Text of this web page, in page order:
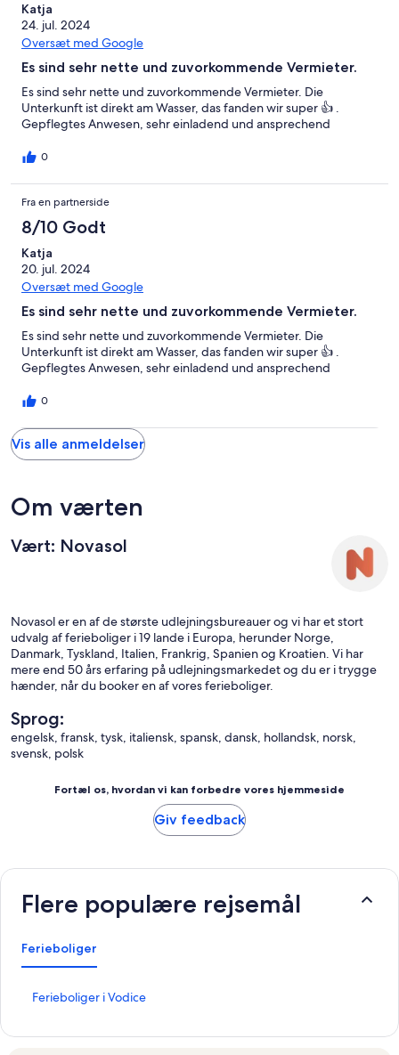
Katja
24. jul. 2024
Oversæt med Google
Es sind sehr nette und zuvorkommende Vermieter.
Es sind sehr nette und zuvorkommende Vermieter. Die
Unterkunft ist direkt am Wasser, das fanden wir super 👍 .
Gepflegtes Anwesen, sehr einladend und ansprechend
0
Fra en partnerside
8/10 Godt
Katja
20. jul. 2024
Oversæt med Google
Es sind sehr nette und zuvorkommende Vermieter.
Es sind sehr nette und zuvorkommende Vermieter. Die
Unterkunft ist direkt am Wasser, das fanden wir super 👍 .
Gepflegtes Anwesen, sehr einladend und ansprechend
0
Vis alle anmeldelser
Om værten
Vært: Novasol
Novasol er en af de største udlejningsbureauer og vi har et stort
udvalg af ferieboliger i 19 lande i Europa, herunder Norge,
Danmark, Tyskland, Italien, Frankrig, Spanien og Kroatien. Vi har
mere end 50 års erfaring på udlejningsmarkedet og du er i trygge
hænder, når du booker en af vores ferieboliger.
Sprog:
engelsk, fransk, tysk, italiensk, spansk, dansk, hollandsk, norsk,
svensk, polsk
Fortæl os, hvordan vi kan forbedre vores hjemmeside
Giv feedback
Flere populære rejsemål
Ferieboliger
Ferieboliger i Vodice
L